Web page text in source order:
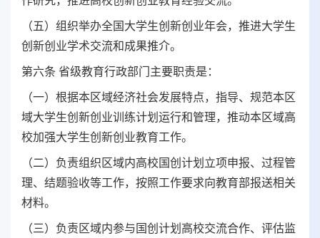
（五）组织举办全国大学生创新创业年会，推进大学生
创新创业学术交流和成果推介。
第六条 省级教育行政部门主要职责是：
（一）根据本区域经济社会发展特点，指导、规范本区
域大学生创新创业训练计划运行和管理，推动本区域高
校加强大学生创新创业教育工作。
（二）负责组织区域内高校国创计划立项申报、过程管
理、结题验收等工作，按照工作要求向教育部报送相关
材料。
（三）负责区域内参与国创计划高校交流合作、评估监